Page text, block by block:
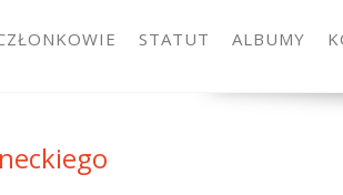
STATUT ALBUMY